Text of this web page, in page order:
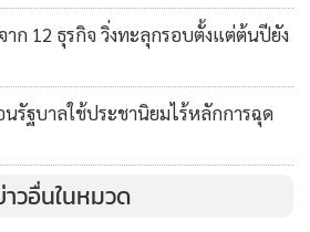
อกเบี้ย ภาษี ค่าเสื่อมราคาและค่าตัด
ตรมาส 3/2566 เท่ากับ 9,364 ล้านบาท
บ 6,660 ล้านบาทในไตรมาส 3/2565
ส่วนที่เป็นของบริษัทใหญ่ในไตรมาส
ากอัตราแลกเปลี่ยน) เท่ากับ 3,360
าก 1,087 ล้านบาทในไตรมาส 3/2565
ก 12 ธุรกิจ วิ่งทะลุกรอบตั้งแต่ต้นปียัง
นรัฐบาลใช้ประชานิยมไร้หลักการฉุด
าวอื่นในหมวด